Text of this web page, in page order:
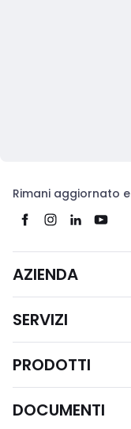
Rimani aggiornato
AZIENDA
SERVIZI
PRODOTTI
DOCUMENTI